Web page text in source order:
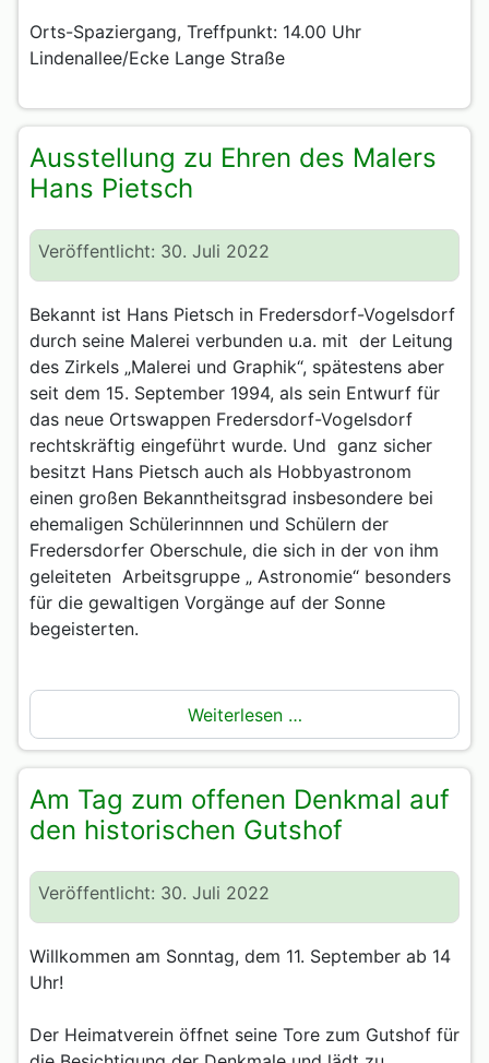
Orts-Spaziergang, Treffpunkt: 14.00 Uhr
Lindenallee/Ecke Lange Straße
Ausstellung zu Ehren des Malers
Hans Pietsch
Veröffentlicht: 30. Juli 2022
Bekannt ist Hans Pietsch in Fredersdorf-Vogelsdorf
durch seine Malerei verbunden u.a. mit der Leitung
des Zirkels „Malerei und Graphik“, spätestens aber
seit dem 15. September 1994, als sein Entwurf für
das neue Ortswappen Fredersdorf-Vogelsdorf
rechtskräftig eingeführt wurde. Und ganz sicher
besitzt Hans Pietsch auch als Hobbyastronom
einen großen Bekanntheitsgrad insbesondere bei
ehemaligen Schülerinnnen und Schülern der
Fredersdorfer Oberschule, die sich in der von ihm
geleiteten Arbeitsgruppe „ Astronomie“ besonders
für die gewaltigen Vorgänge auf der Sonne
begeisterten.
Weiterlesen …
Am Tag zum offenen Denkmal auf
den historischen Gutshof
Veröffentlicht: 30. Juli 2022
Willkommen am Sonntag, dem 11. September ab 14
Uhr!
Der Heimatverein öffnet seine Tore zum Gutshof für